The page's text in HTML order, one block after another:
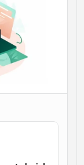
várias pessoas